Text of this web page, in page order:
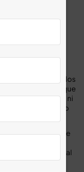
gráficos,
gráfico y
a
al usuario
más allá de lo
pueden visualizar los
siempre que
a terceros, ni
de ningún tipo
distintivos de
de
el uso o acceso al